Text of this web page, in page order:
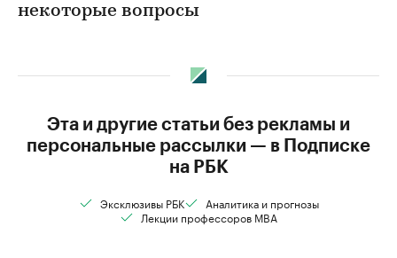
некоторые вопросы
Эта и другие статьи без рекламы и
персональные рассылки — в Подписке
на РБК
Эксклюзивы РБК
Аналитика и прогнозы
Лекции профессоров MBA